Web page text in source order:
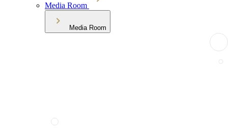
Media Room
Media Room